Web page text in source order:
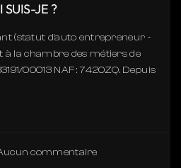
SUIS-JE ?
(statut d'auto entrepreneur -
la chambre des métiers de
00013 NAF : 7420ZQ. Depuis
commentaire